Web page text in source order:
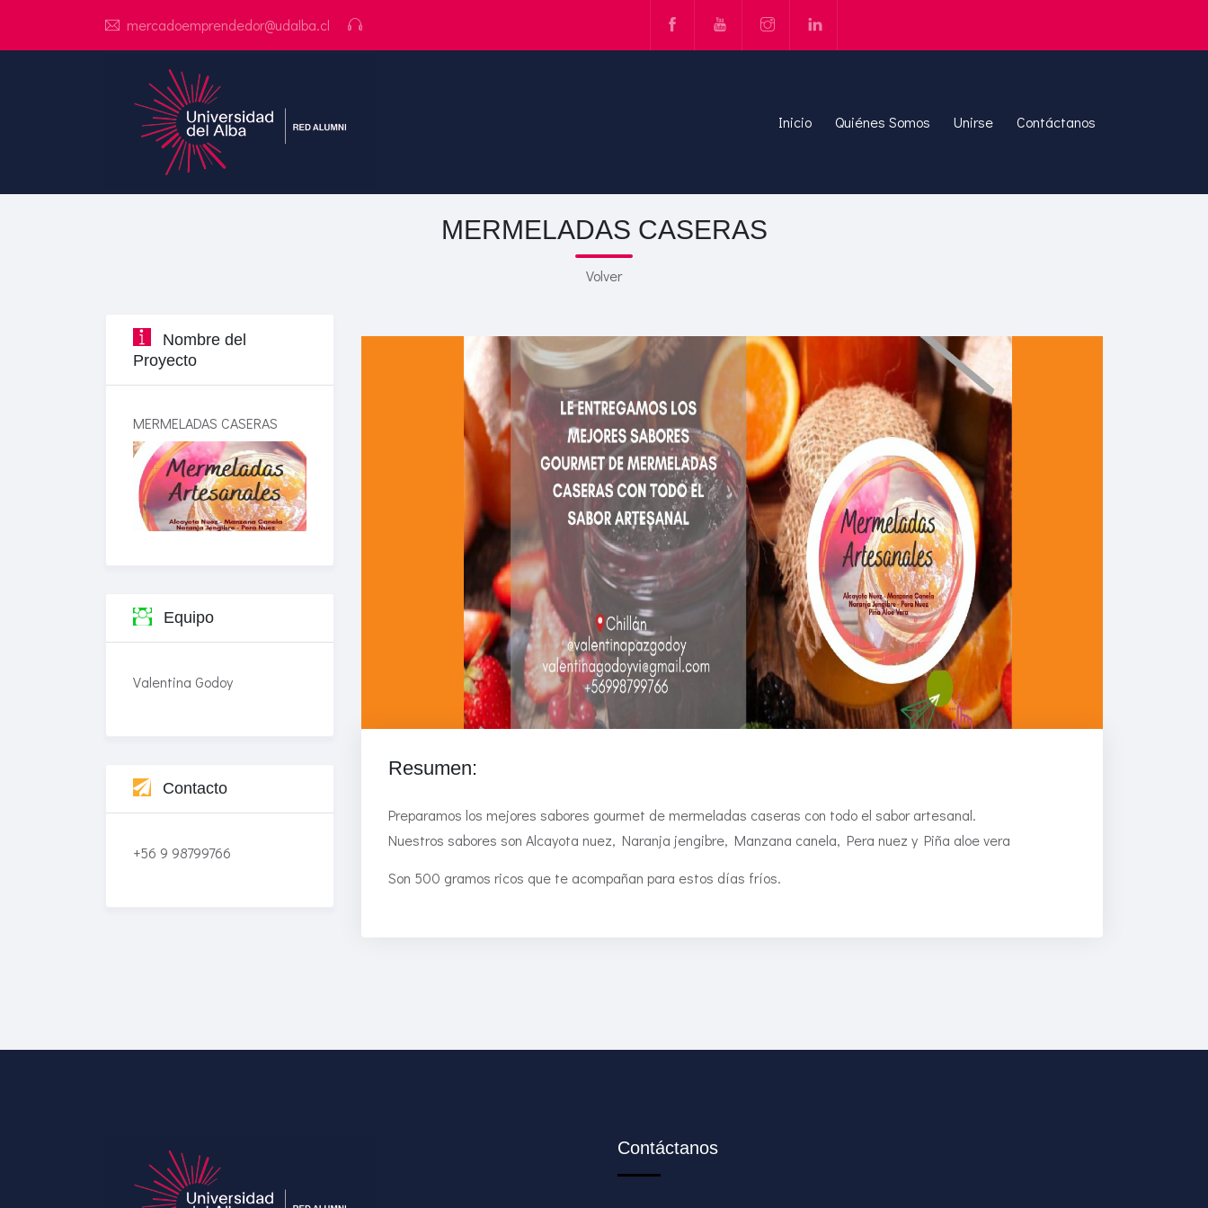
mercadoemprendedor@udalba.cl
Inicio Quiénes Somos Unirse Contáctanos
MERMELADAS CASERAS
Volver
Nombre del
Proyecto
MERMELADAS CASERAS
Equipo
Valentina Godoy
Contacto
+56 9 98799766
of Educati’s top courses for
Resumen:
Preparamos los mejores sabores gourmet de mermeladas caseras con todo el sabor artesanal.
Nuestros sabores son Alcayota nuez, Naranja jengibre, Manzana canela, Pera nuez y Piña aloe vera
Son 500 gramos ricos que te acompañan para estos días fríos.
Contáctanos